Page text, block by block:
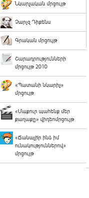
Նկարչական մրցույթ
Չարլզ Դիքենս
Գրական մրցույթ
Շարադրությունների
մրցույթ 2010
«Պատանի նկարիչ»
մրցույթ
«Մաքուր պահենք մեր
քաղաքը» վիդեոմրցույթ
«Ճանաչի՛ր ինձ իմ
ունակություններով»
մրցույթ